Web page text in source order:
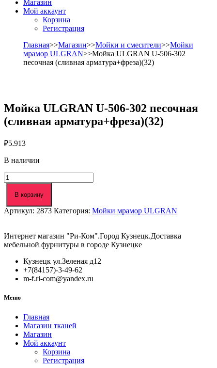
Магазин
Мой аккаунт
Корзина
Регистрация
Главная>>Магазин>>Мойки и смесители>>Мойки
мрамор ULGRAN>>Мойка ULGRAN U-506-302
песочная (сливная арматура+фреза)(32)
Мойка ULGRAN U-506-302 песочная
(сливная арматура+фреза)(32)
₽5.913
В наличии
Количество
товара
Мойка
U-
песочная
(сливная
(32)
В корзину
Артикул: 2873 Категория: Мойки мрамор ULGRAN
Интернет магазин "Ри-Ком".Город Кузнецк.Доставка
мебельной фурнитуры в городе Кузнецке
Кузнецк ул.Зеленая д12
+7(84157)-3-49-62
m-f.ri-com@yandex.ru
Меню
Главная
Магазин тканей
Магазин
Мой аккаунт
Корзина
Регистрация